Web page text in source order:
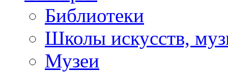
Библиотеки
Школы искусств,
Музеи